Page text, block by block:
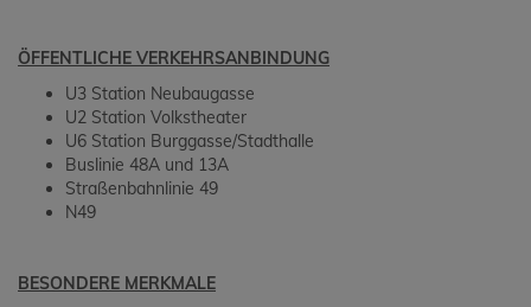
ÖFFENTLICHE VERKEHRSANBINDUNG
U3 Station Neubaugasse
U2 Station Volkstheater
U6 Station Burggasse/Stadthalle
Buslinie 48A und 13A
Straßenbahnlinie 49
N49
BESONDERE MERKMALE